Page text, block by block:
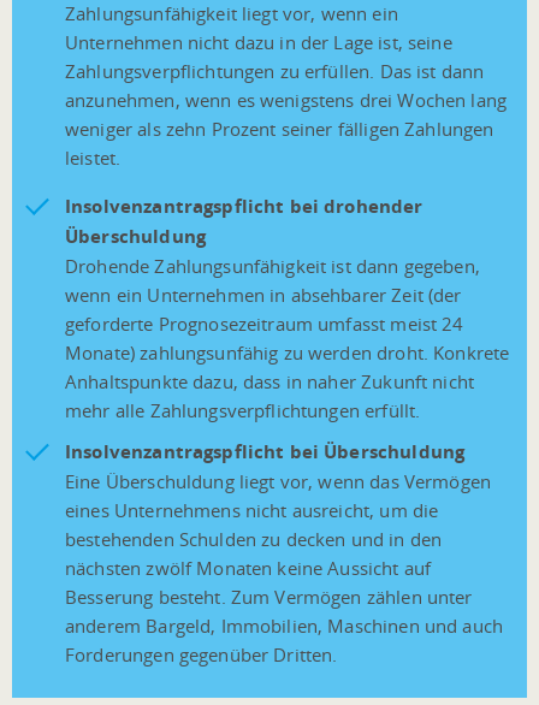
Zahlungsunfähigkeit liegt vor, wenn ein
Unternehmen nicht dazu in der Lage ist, seine
Zahlungsverpflichtungen zu erfüllen. Das ist dann
anzunehmen, wenn es wenigstens drei Wochen lang
weniger als zehn Prozent seiner fälligen Zahlungen
leistet.
Insolvenzantragspflicht bei drohender
Überschuldung
Drohende Zahlungsunfähigkeit ist dann gegeben,
wenn ein Unternehmen in absehbarer Zeit (der
geforderte Prognosezeitraum umfasst meist 24
Monate) zahlungsunfähig zu werden droht. Konkrete
Anhaltspunkte dazu, dass in naher Zukunft nicht
mehr alle Zahlungsverpflichtungen erfüllt.
Insolvenzantragspflicht bei Überschuldung
Eine Überschuldung liegt vor, wenn das Vermögen
eines Unternehmens nicht ausreicht, um die
bestehenden Schulden zu decken und in den
nächsten zwölf Monaten keine Aussicht auf
Besserung besteht. Zum Vermögen zählen unter
anderem Bargeld, Immobilien, Maschinen und auch
Forderungen gegenüber Dritten.